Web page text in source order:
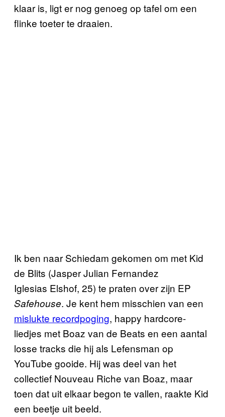
klaar is, ligt er nog genoeg op tafel om een
flinke toeter te draaien.
Ik ben naar Schiedam gekomen om met Kid
de Blits (Jasper Julian Fernandez
Iglesias Elshof, 25) te praten over zijn EP
Safehouse. Je kent hem misschien van een
mislukte recordpoging, happy hardcore-
liedjes met Boaz van de Beats en een aantal
losse tracks die hij als Lefensman op
YouTube gooide. Hij was deel van het
collectief Nouveau Riche van Boaz, maar
toen dat uit elkaar begon te vallen, raakte Kid
een beetje uit beeld.